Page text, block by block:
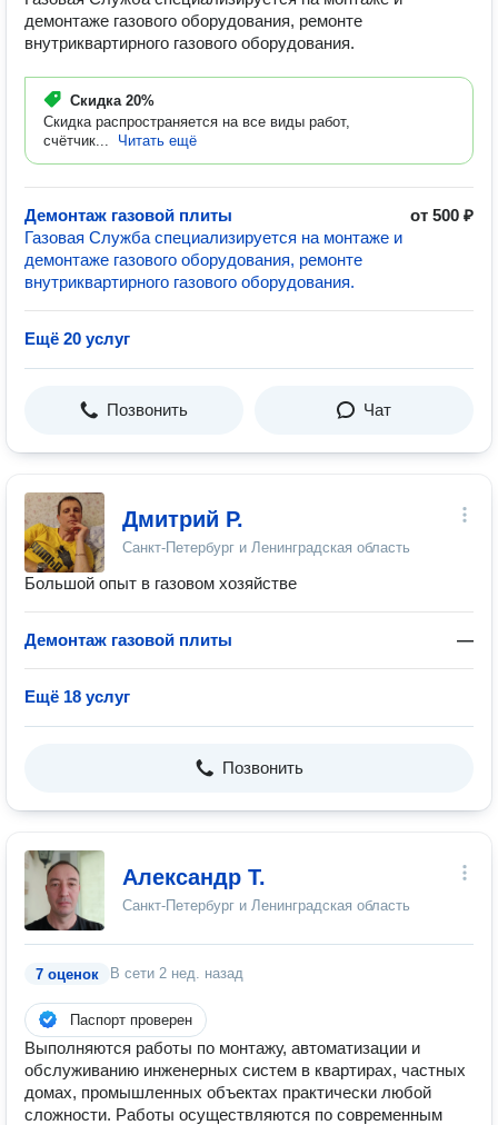
демонтаже газового оборудования, ремонте
внутриквартирного газового оборудования.
Скидка 20%
Скидка распространяется на все виды работ,
счётчик...
Читать ещё
Демонтаж газовой плиты
от 500 ₽
Газовая Служба специализируется на монтаже и
демонтаже газового оборудования, ремонте
внутриквартирного газового оборудования.
Ещё 20 услуг
Позвонить Чат
Дмитрий Р.
Санкт-Петербург и Ленинградская область
Большой опыт в газовом хозяйстве
Демонтаж газовой плиты —
Ещё 18 услуг
Позвонить
Александр Т.
Санкт-Петербург и Ленинградская область
7 оценок В сети 2 нед. назад
Паспорт проверен
Выполняются работы по монтажу, автоматизации и
обслуживанию инженерных систем в квартирах, частных
домах, промышленных объектах практически любой
сложности. Работы осуществляются по современным